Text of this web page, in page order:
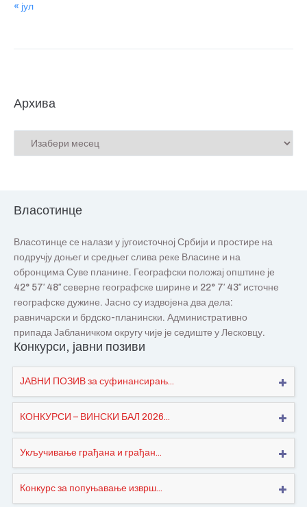
« јул
Архива
Власотинце
Власотинце се налази у југоисточној Србији и простире на
подручју доњег и средњег слива реке Власине и на
обронцима Суве планине. Географски положај општине је
42° 57′ 48″ северне географске ширине и 22° 7′ 43″ источне
географске дужине. Јасно су издвојена два дела:
равничарски и брдско-планински. Административно
припада Јабланичком округу чије је седиште у Лесковцу.
Конкурси, јавни позиви
ЈАВНИ ПОЗИВ за суфинансирањ...
КОНКУРСИ – ВИНСКИ БАЛ 2026...
Укључивање грађана и грађан...
Конкурс за попуњавање изврш...